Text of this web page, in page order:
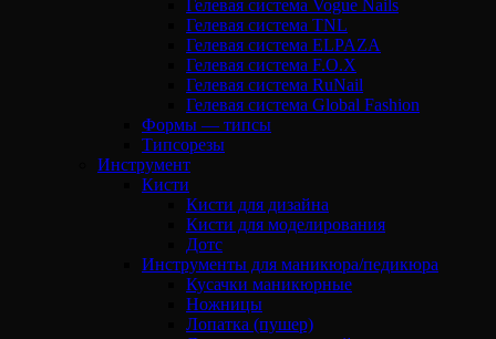
Гелевая система Vogue Nails
Гелевая система TNL
Гелевая система ELPAZA
Гелевая система F.O.X
Гелевая система RuNail
Гелевая система Global Fashion
Формы — типсы
Типсорезы
Инструмент
Кисти
Кисти для дизайна
Кисти для моделирования
Дотс
Инструменты для маникюра/педикюра
Кусачки маникюрные
Ножницы
Лопатка (пушер)